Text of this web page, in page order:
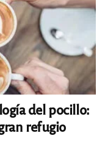
del pocillo:
refugio